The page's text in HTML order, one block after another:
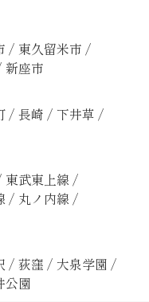
/ 東久留米市 /
新座市
/ 長崎 / 下井草 /
東武東上線/
/ 丸ノ内線/
/ 荻窪 / 大泉学園 /
公園